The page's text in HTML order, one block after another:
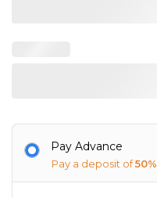
Pay Advance
Pay a deposit of50%